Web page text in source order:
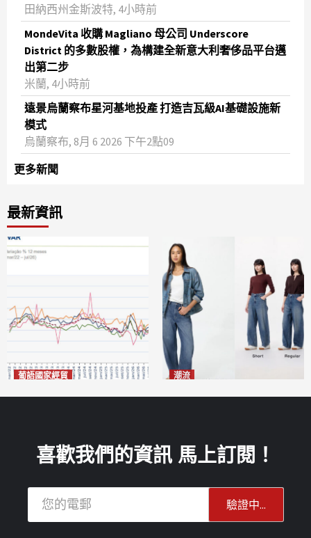
田納西州金斯波特, 4小時前
MondeVita 收購 Magliano 母公司 Underscore
District 的多數股權，為構建全新意大利奢侈品平台邁
出第二步
米蘭, 4小時前
遠景烏蘭察布星河基地投產 打造吉瓦級AI基礎設施新
模式
烏蘭察布, 8月 6 2026 下午2點09
更多新聞
最新資訊
葡語國家經貿 潮流
喜歡我們的資訊 馬上訂閱！